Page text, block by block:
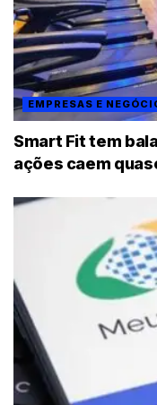
EMPRESAS E
Smart Fit tem
ações caem